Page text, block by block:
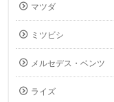
マツダ
ミツビシ
メルセデス・ベンツ
ライズ